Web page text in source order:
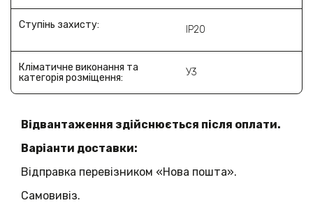
Ступінь захисту: IP20
Кліматичне виконання та
категорія розміщення:
У3
Відвантаження здійснюється після оплати.
Варіанти доставки:
Відправка перевізником «Нова пошта».
Самовивіз.